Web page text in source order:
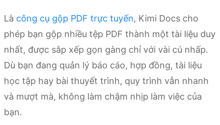
Là công cụ gộp PDF trực tuyến, Kimi Docs cho
phép bạn gộp nhiều tệp PDF thành một tài liệu duy
nhất, được sắp xếp gọn gàng chỉ với vài cú nhấp.
Dù bạn đang quản lý báo cáo, hợp đồng, tài liệu
học tập hay bài thuyết trình, quy trình vẫn nhanh
và mượt mà, không làm chậm nhịp làm việc của
bạn.